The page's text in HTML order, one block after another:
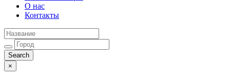
О нас
Контакты
×